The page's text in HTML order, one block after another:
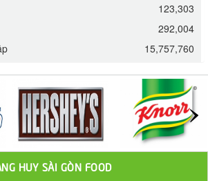
mía thiên nhiên Biên Hòa gói 1kg
ĐƯỜNG SẠCH CÔ BA BIÊN HÒA 1KG
27.000 VND
Đường cát trắng An Khê bao 50kg
1.100.000 VND
123,303
292,004
15,757,760
HUY SÀI GÒN FOOD